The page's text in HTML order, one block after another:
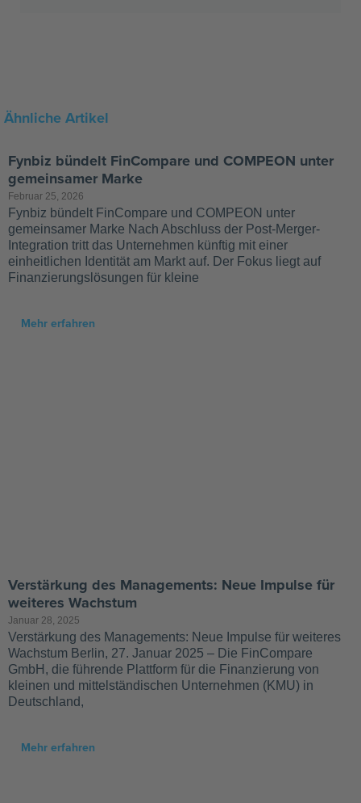
Ähnliche Artikel
Fynbiz bündelt FinCompare und COMPEON unter
gemeinsamer Marke
Februar 25, 2026
Fynbiz bündelt FinCompare und COMPEON unter
gemeinsamer Marke Nach Abschluss der Post-Merger-
Integration tritt das Unternehmen künftig mit einer
einheitlichen Identität am Markt auf. Der Fokus liegt auf
Finanzierungslösungen für kleine
Mehr erfahren
Verstärkung des Managements: Neue Impulse für
weiteres Wachstum
Januar 28, 2025
Verstärkung des Managements: Neue Impulse für weiteres
Wachstum Berlin, 27. Januar 2025 – Die FinCompare
GmbH, die führende Plattform für die Finanzierung von
kleinen und mittelständischen Unternehmen (KMU) in
Deutschland,
Mehr erfahren